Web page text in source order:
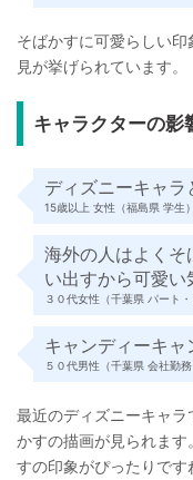
そばかすに可愛らしい
見が挙げられています。
キャラクターの影
ディズニーキャラ
15歳以上 女性（福島県 学生）
海外の人はよくそ
い出すから可愛い
３０代女性（千葉県 パート・
キャンディーキ
５０代男性（千葉県 会社勤務
最近のディズニーキャ
かすの描画が見られま
すの印象がぴったりです